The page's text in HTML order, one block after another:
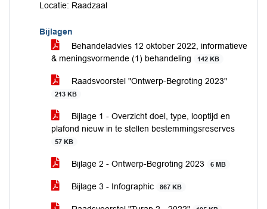
Locatie: Raadzaal
Bijlagen
Behandeladvies 12 oktober 2022, informatieve
& meningsvormende (1) behandeling
142 KB
Raadsvoorstel "Ontwerp-Begroting 2023"
213 KB
Bijlage 1 - Overzicht doel, type, looptijd en
plafond nieuw in te stellen bestemmingsreserves
57 KB
Bijlage 2 - Ontwerp-Begroting 2023 6 MB
Bijlage 3 - Infographic 867 KB